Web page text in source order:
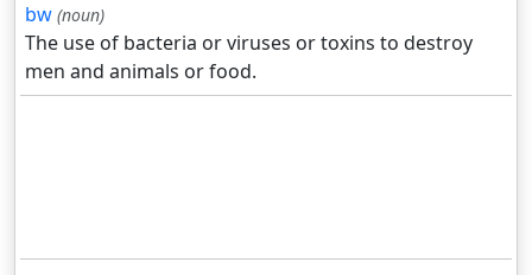
bw (noun)
The use of bacteria or viruses or toxins to destroy
men and animals or food.